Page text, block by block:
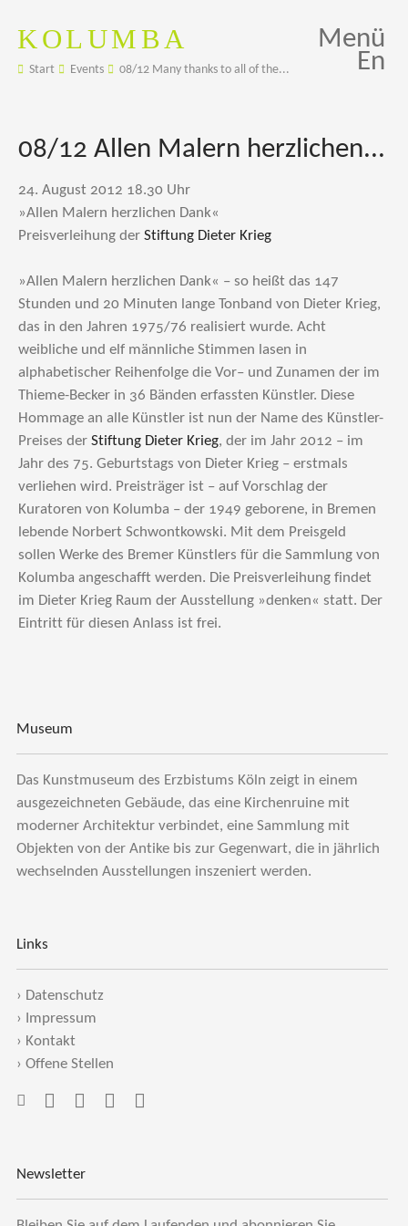
KOLUMBA
Start Events 08/12 Many thanks to all of the...
Menü
En
08/12 Allen Malern herzlichen...
24. August 2012 18.30 Uhr
»Allen Malern herzlichen Dank«
Preisverleihung der Stiftung Dieter Krieg
»Allen Malern herzlichen Dank« – so heißt das 147
Stunden und 20 Minuten lange Tonband von Dieter Krieg,
das in den Jahren 1975/76 realisiert wurde. Acht
weibliche und elf männliche Stimmen lasen in
alphabetischer Reihenfolge die Vor– und Zunamen der im
Thieme-Becker in 36 Bänden erfassten Künstler. Diese
Hommage an alle Künstler ist nun der Name des Künstler-
Preises der Stiftung Dieter Krieg, der im Jahr 2012 – im
Jahr des 75. Geburtstags von Dieter Krieg – erstmals
verliehen wird. Preisträger ist – auf Vorschlag der
Kuratoren von Kolumba – der 1949 geborene, in Bremen
lebende Norbert Schwontkowski. Mit dem Preisgeld
sollen Werke des Bremer Künstlers für die Sammlung von
Kolumba angeschafft werden. Die Preisverleihung findet
im Dieter Krieg Raum der Ausstellung »denken« statt. Der
Eintritt für diesen Anlass ist frei.
Museum
Das Kunstmuseum des Erzbistums Köln zeigt in einem
ausgezeichneten Gebäude, das eine Kirchenruine mit
moderner Architektur verbindet, eine Sammlung mit
Objekten von der Antike bis zur Gegenwart, die in jährlich
wechselnden Ausstellungen inszeniert werden.
Links
› Datenschutz
›
Impressum
› Kontakt
› Offene Stellen
Newsletter